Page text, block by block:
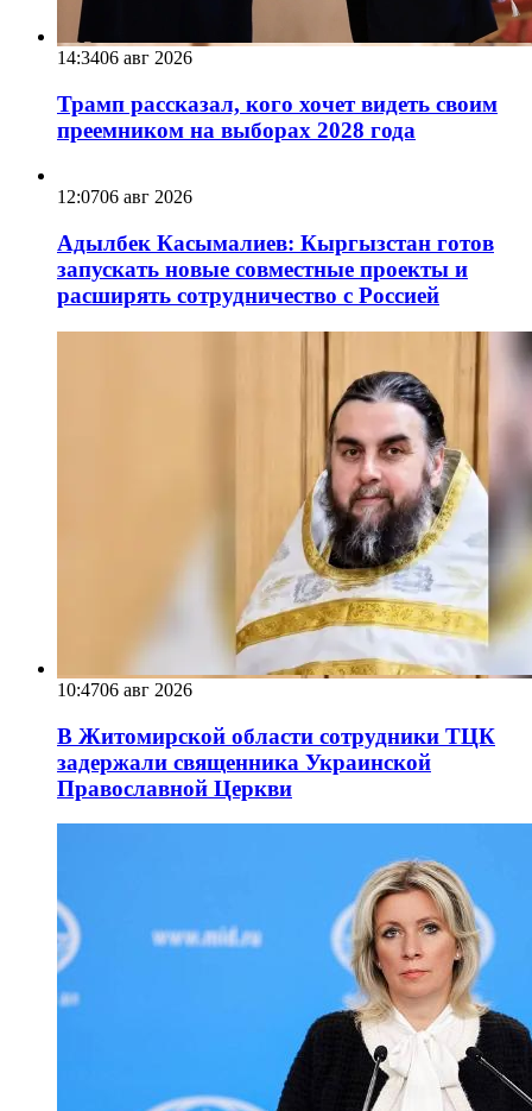
14:3406 авг 2026
Трамп рассказал, кого хочет видеть своим
преемником на выборах 2028 года
12:0706 авг 2026
Адылбек Касымалиев: Кыргызстан готов
запускать новые совместные проекты и
расширять сотрудничество с Россией
10:4706 авг 2026
В Житомирской области сотрудники ТЦК
задержали священника Украинской
Православной Церкви